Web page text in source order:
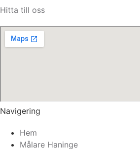
Hitta till oss
Navigering
Hem
Målare Haninge